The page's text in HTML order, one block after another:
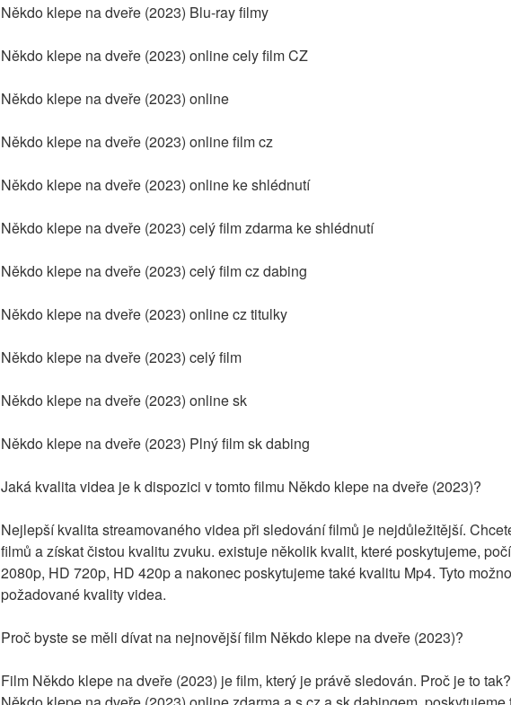
Někdo klepe na dveře (2023) Blu-ray filmy
Někdo klepe na dveře (2023) online cely film CZ
Někdo klepe na dveře (2023) online
Někdo klepe na dveře (2023) online film cz
Někdo klepe na dveře (2023) online ke shlédnutí
Někdo klepe na dveře (2023) celý film zdarma ke shlédnutí
Někdo klepe na dveře (2023) celý film cz dabing
Někdo klepe na dveře (2023) online cz titulky
Někdo klepe na dveře (2023) celý film
Někdo klepe na dveře (2023) online sk
Někdo klepe na dveře (2023) Plný film sk dabing
Jaká kvalita videa je k dispozici v tomto filmu Někdo klepe na dveře (2023)?
Nejlepší kvalita streamovaného videa při sledování filmů je nejdůležitější.
filmů a získat čistou kvalitu zvuku. existuje několik kvalit, které poskytujeme,
2080p, HD 720p, HD 420p a nakonec poskytujeme také kvalitu Mp4. Tyto
požadované kvality videa.
Proč byste se měli dívat na nejnovější film Někdo klepe na dveře (2023)?
Film Někdo klepe na dveře (2023) je film, který je právě sledován. Proč je to